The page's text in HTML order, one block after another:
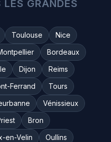
GRANDES
Toulouse
Nice
Bordeaux
Dijon
Reims
Ferrand
Tours
Vénissieux
Bron
en-Velin
Oullins